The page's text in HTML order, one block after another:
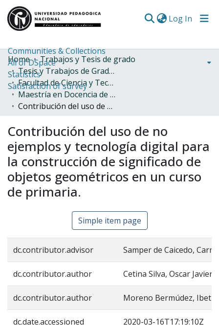
Log In
Communities & Collections
All of DSpace
Statistics
Satisfaction of survey
Home
Trabajos y Tesis de grado
Tesis y Trabajos de Grado (Posgrado)
Facultad de Ciencia y Tecnología
Maestría en Docencia de la Matemática
Contribución del uso de no ejemplos y tecnología digital para la construcción de significado de objetos geométricos en un curso de primaria.
Contribución del uso de no
ejemplos y tecnología digital para
la construcción de significado de
objetos geométricos en un curso
de primaria.
Simple item page
dc.contributor.advisor Samper de Caicedo,
dc.contributor.author Cetina Silva, Oscar Javier
dc.contributor.author Moreno Bermúdez, Ibeth
dc.date.accessioned 2020-03-16T17:19:10Z